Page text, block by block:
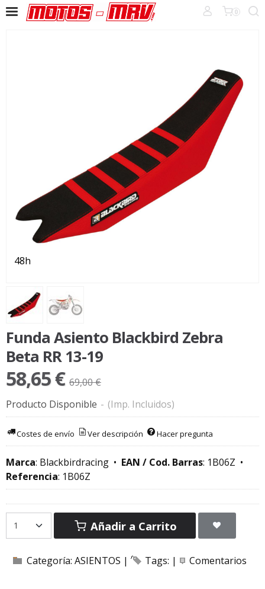
0
48h
Funda Asiento Blackbird Zebra
Beta RR 13-19
58,65 € 69,00 €
Producto Disponible - (Imp. Incluidos)
Costes de envío Ver descripción Hacer pregunta
Marca: Blackbirdracing • EAN / Cod. Barras: 1B06Z •
Referencia: 1B06Z
Añadir a Carrito
Categoría: ASIENTOS | Tags: | Comentarios